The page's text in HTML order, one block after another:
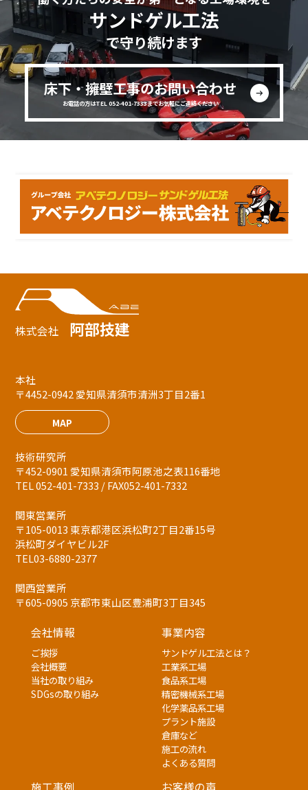
サンドゲル工法
で守り続けます
床下・擁壁工事のお問い合わせ
お電話の方はTEL 052-401-7333までお気軽にご連絡ください
株式会社 阿部技建
本社
〒4452-0942 愛知県清須市清洲3丁目2番1
MAP
技術研究所
〒452-0901 愛知県清須市阿原池之表116番地
TEL 052-401-7333 / FAX052-401-7332
関東営業所
〒105-0013 東京都港区浜松町2丁目2番15号
浜松町ダイヤビル2F
TEL03-6880-2377
関西営業所
〒605-0905 京都市東山区豊浦町3丁目345
会社情報
ご挨拶
会社概要
当社の取り組み
SDGsの取り組み
事業内容
サンドゲル工法とは？
工業系工場
食品系工場
精密機械系工場
化学薬品系工場
プラント施設
倉庫など
施工の流れ
よくある質問
施工事例 お客様の声